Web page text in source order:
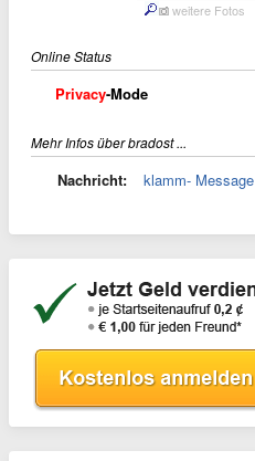
weitere Fotos
Online Status
Privacy-Mode
Mehr Infos über bradost ...
Nachricht: klamm- Message